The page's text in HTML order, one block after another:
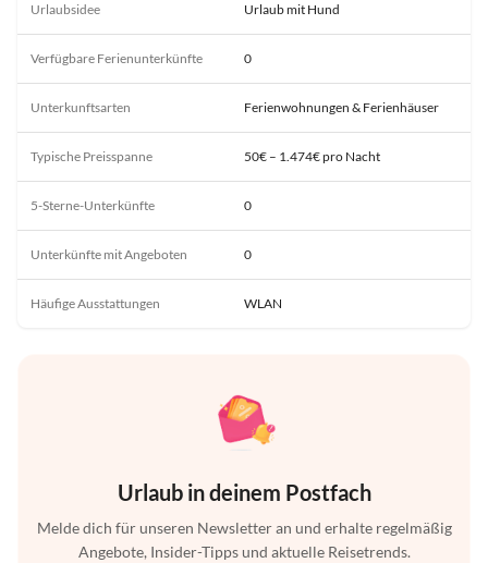
Urlaubsidee Urlaub mit Hund
Verfügbare Ferienunterkünfte 0
Unterkunftsarten Ferienwohnungen & Ferienhäuser
Typische Preisspanne 50€ – 1.474€ pro Nacht
5-Sterne-Unterkünfte 0
Unterkünfte mit Angeboten 0
Häufige Ausstattungen WLAN
Urlaub in deinem Postfach
Melde dich für unseren Newsletter an und erhalte regelmäßig
Angebote, Insider-Tipps und aktuelle Reisetrends.